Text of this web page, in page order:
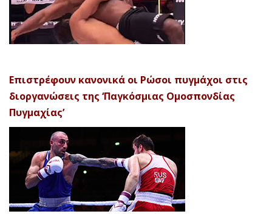
Επιστρέφουν κανονικά οι Ρώσοι πυγμάχοι στις
διοργανώσεις της ‘Παγκόσμιας Ομοσπονδίας
Πυγμαχίας’